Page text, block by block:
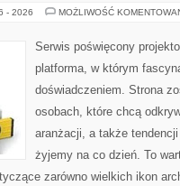
- 2026 MOŻLIWOŚĆ
Serwis poświęcony
platforma, w którym
doświadczeniem. Strona
osobach, które chcą
aranżacji, a także
żyjemy na co dzień. To
zarówno wielkich ikon